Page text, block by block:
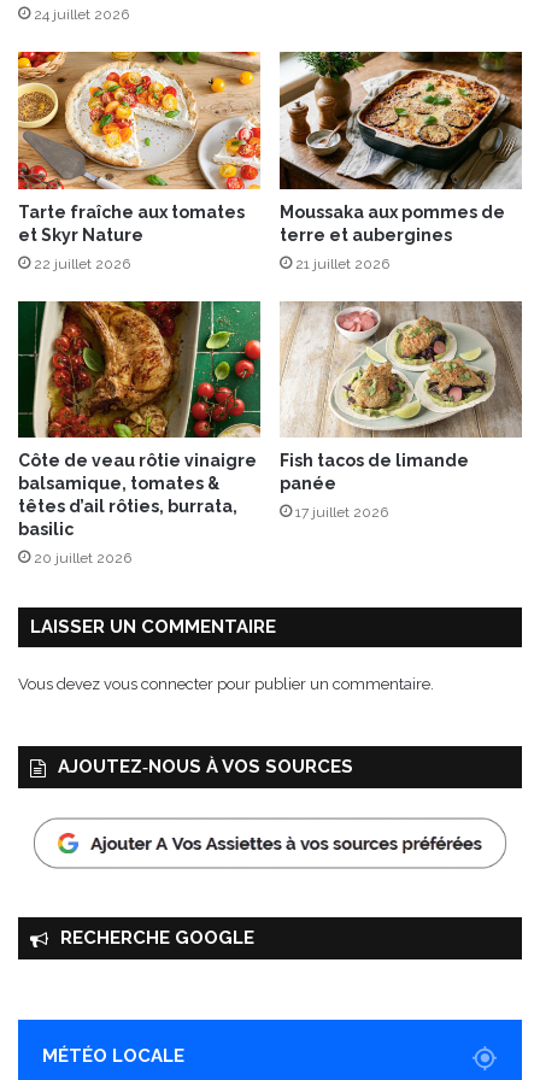
à
a
m
a
i
s
o
p
a
u
t
r
e
24 juillet 2026
Tarte fraîche aux tomates
et Skyr Nature
22 juillet 2026
Moussaka aux pommes de
terre et aubergines
21 juillet 2026
Côte de veau rôtie vinaigre
balsamique, tomates &
têtes d’ail rôties, burrata,
basilic
20 juillet 2026
Fish tacos de limande
panée
17 juillet 2026
LAISSER UN COMMENTAIRE
Vous devez vous connecter pour publier un commentaire.
AJOUTEZ‑NOUS À VOS SOURCES
RECHERCHE GOOGLE
MÉTÉO LOCALE